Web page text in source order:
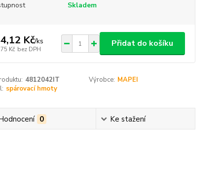
Skladem
Kč/ks
Kč bez DPH
Přidat do košíku
4812042IT Výrobce: MAPEI
spárovací hmoty
0 Ke stažení